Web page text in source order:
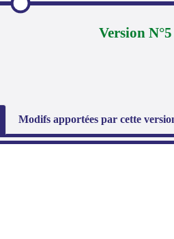
Version
Modifs apportées par cette